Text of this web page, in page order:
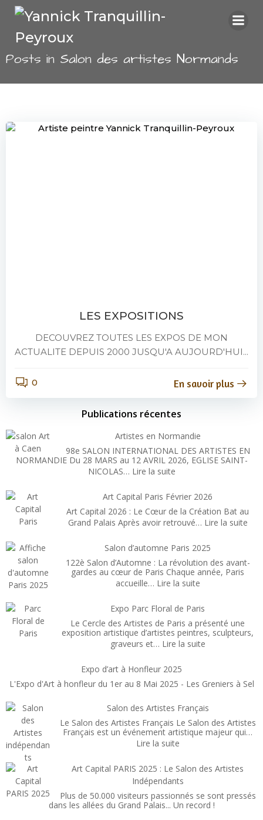
au
Posts in Salon des artistes Normands
LES EXPOSITIONS
DECOUVREZ TOUTES LES EXPOS DE MON
ACTUALITE DEPUIS 2000 JUSQU'A AUJOURD'HUI...
0 En savoir plus
Publications récentes
Artistes en Normandie
98e SALON INTERNATIONAL DES ARTISTES EN
NORMANDIE Du 28 MARS au 12 AVRIL 2026, EGLISE SAINT-
NICOLAS… Lire la suite:
en
Normandie
Art Capital Paris Février 2026
Art Capital 2026 : Le Cœur de la Création Bat au
Grand Palais Après avoir retrouvé… Lire la suite:
Salon d’automne Paris 2025
122è Salon d’Automne : La révolution des avant-
gardes au cœur de Paris Chaque année, Paris
accueille… Lire la suite:
d’automne
Paris
2025
Expo Parc Floral de Paris
Le Cercle des Artistes de Paris a présenté une
exposition artistique d’artistes peintres, sculpteurs,
graveurs et… Lire la suite:
Floral
Paris
Expo d’art à Honfleur 2025
L'Expo d'Art à honfleur du 1er au 8 Mai 2025 - Les Greniers à Sel
Salon des Artistes Français
Le Salon des Artistes Français Le Salon des Artistes
Français est un événement artistique majeur qui…
Lire la suite:
des
Artistes
Français
Art Capital PARIS 2025 : Le Salon des Artistes
Indépendants
Plus de 50.000 visiteurs passionnés se sont pressés
dans les allées du Grand Palais... Un record !